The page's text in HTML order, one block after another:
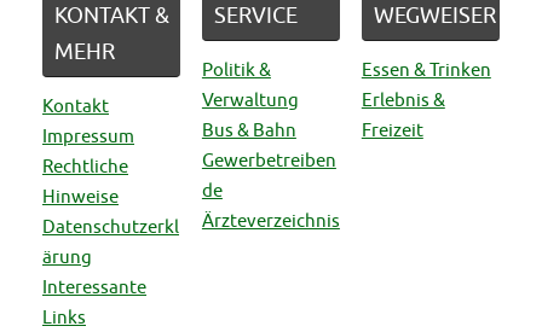
KONTAKT &
MEHR
Kontakt
Impressum
Rechtliche
Hinweise
Datenschutzerkl
ärung
Interessante
Links
SERVICE
Politik &
Verwaltung
Bus & Bahn
Gewerbetreiben
de
Ärzteverzeichnis
WEGWEISER
Essen & Trinken
Erlebnis &
Freizeit